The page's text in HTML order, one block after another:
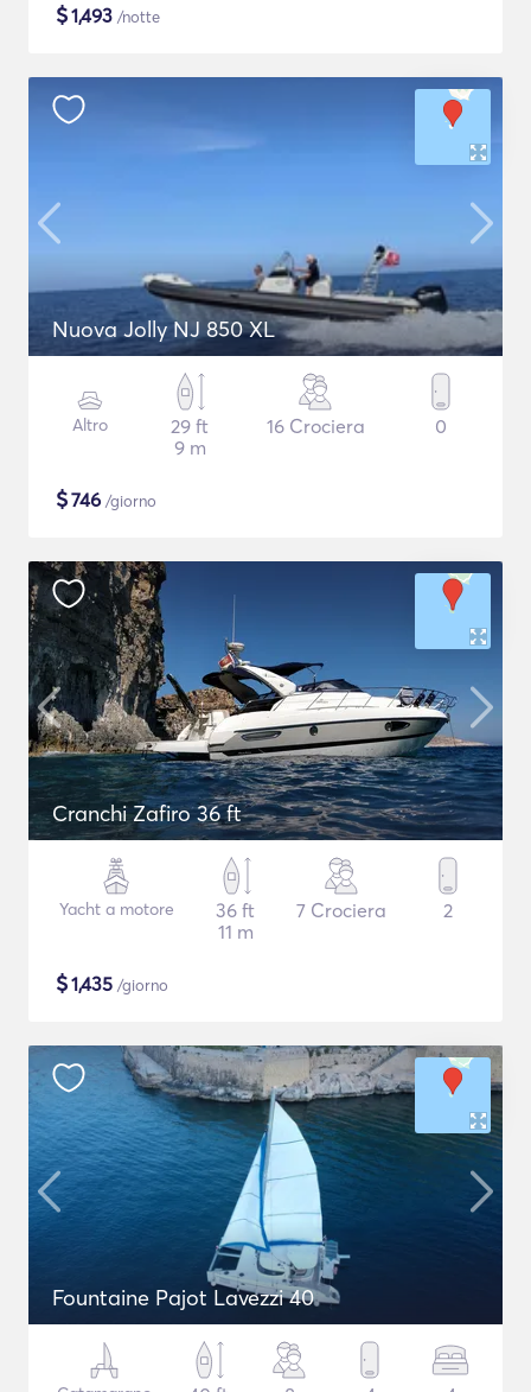
$1,493 /notte
Nuova Jolly NJ 850 XL
Altro
29 ft
9 m
16 Crociera 0
$746 /giorno
Cranchi Zafiro 36 ft
Yacht a motore
36 ft
11 m
7 Crociera 2
$1,435 /giorno
Fountaine Pajot Lavezzi 40